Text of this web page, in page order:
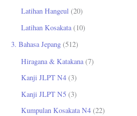
Latihan Hangeul (20)
Latihan Kosakata(10)
3. Bahasa Jepang (512)
Hiragana & Katakana (7)
Kanji JLPT N4 (3)
Kanji JLPT N5 (3)
Kumpulan Kosakata N4 (22)